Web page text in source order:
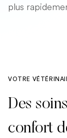
plus
VOTRE
Des
confort